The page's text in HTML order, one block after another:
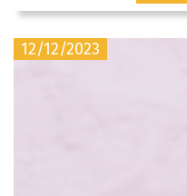
12/12/2023